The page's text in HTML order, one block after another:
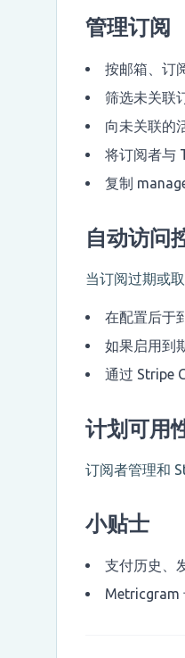
管理订阅
按邮箱、订
筛选未关联
向未关联的
将订阅者与
复制
自动访问
当订阅过期或
在配置后于
如果启用到
通过 Stripe
计划可用
订阅者管理和
小贴士
支付历史、
Metricgram